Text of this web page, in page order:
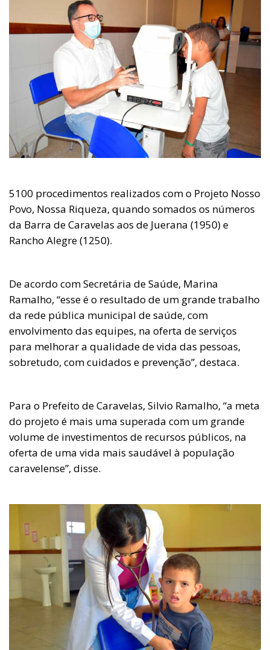
5100 procedimentos realizados com o Projeto Nosso
Povo, Nossa Riqueza, quando somados os números
da Barra de Caravelas aos de Juerana (1950) e
Rancho Alegre (1250).
De acordo com Secretária de Saúde, Marina
Ramalho, “esse é o resultado de um grande trabalho
da rede pública municipal de saúde, com
envolvimento das equipes, na oferta de serviços
para melhorar a qualidade de vida das pessoas,
sobretudo, com cuidados e prevenção”, destaca.
Para o Prefeito de Caravelas, Silvio Ramalho, “a meta
do projeto é mais uma superada com um grande
volume de investimentos de recursos públicos, na
oferta de uma vida mais saudável à população
caravelense”, disse.